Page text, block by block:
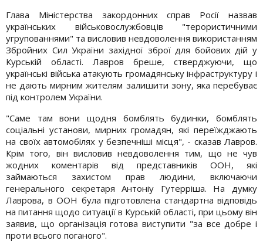
Глава Міністерства закордонних справ Росії назвав
українських військовослужбовців "терористичними
угрупованнями" та висловив невдоволення використанням
Збройних Сил України західної зброї для бойових дій у
Курській області. Лавров бреше, стверджуючи, що
українські війська атакують громадянську інфраструктуру і
не дають мирним жителям залишити зону, яка перебуває
під контролем України.
"Саме там вони щодня бомблять будинки, бомблять
соціальні установи, мирних громадян, які переїжджають
на своїх автомобілях у безпечніші місця", - сказав Лавров.
Крім того, він висловив невдоволення тим, що не чув
жодних коментарів від представників ООН, які
займаються захистом прав людини, включаючи
генерального секретаря Антоніу Гутерріша. На думку
Лаврова, в ООН була підготовлена ​​стандартна відповідь
на питання щодо ситуації в Курській області, при цьому він
заявив, що організація готова виступити "за все добре і
проти всього поганого".